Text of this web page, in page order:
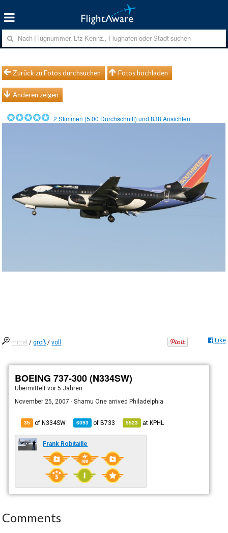
Zurück zu Fotos durchsuchen Fotos hochladen
Anderen zeigen
2 Stimmen (5.00 Durchschnitt) und838 Ansichten
mittel /groß /voll Like
BOEING 737-300 (N334SW)
Übermitteltvor 5 Jahren
November 25, 2007 - Shamu One arrived Philadelphia
35 of N334SW 6093 ofB733 5523 atKPHL
Frank Robitaille
Comments